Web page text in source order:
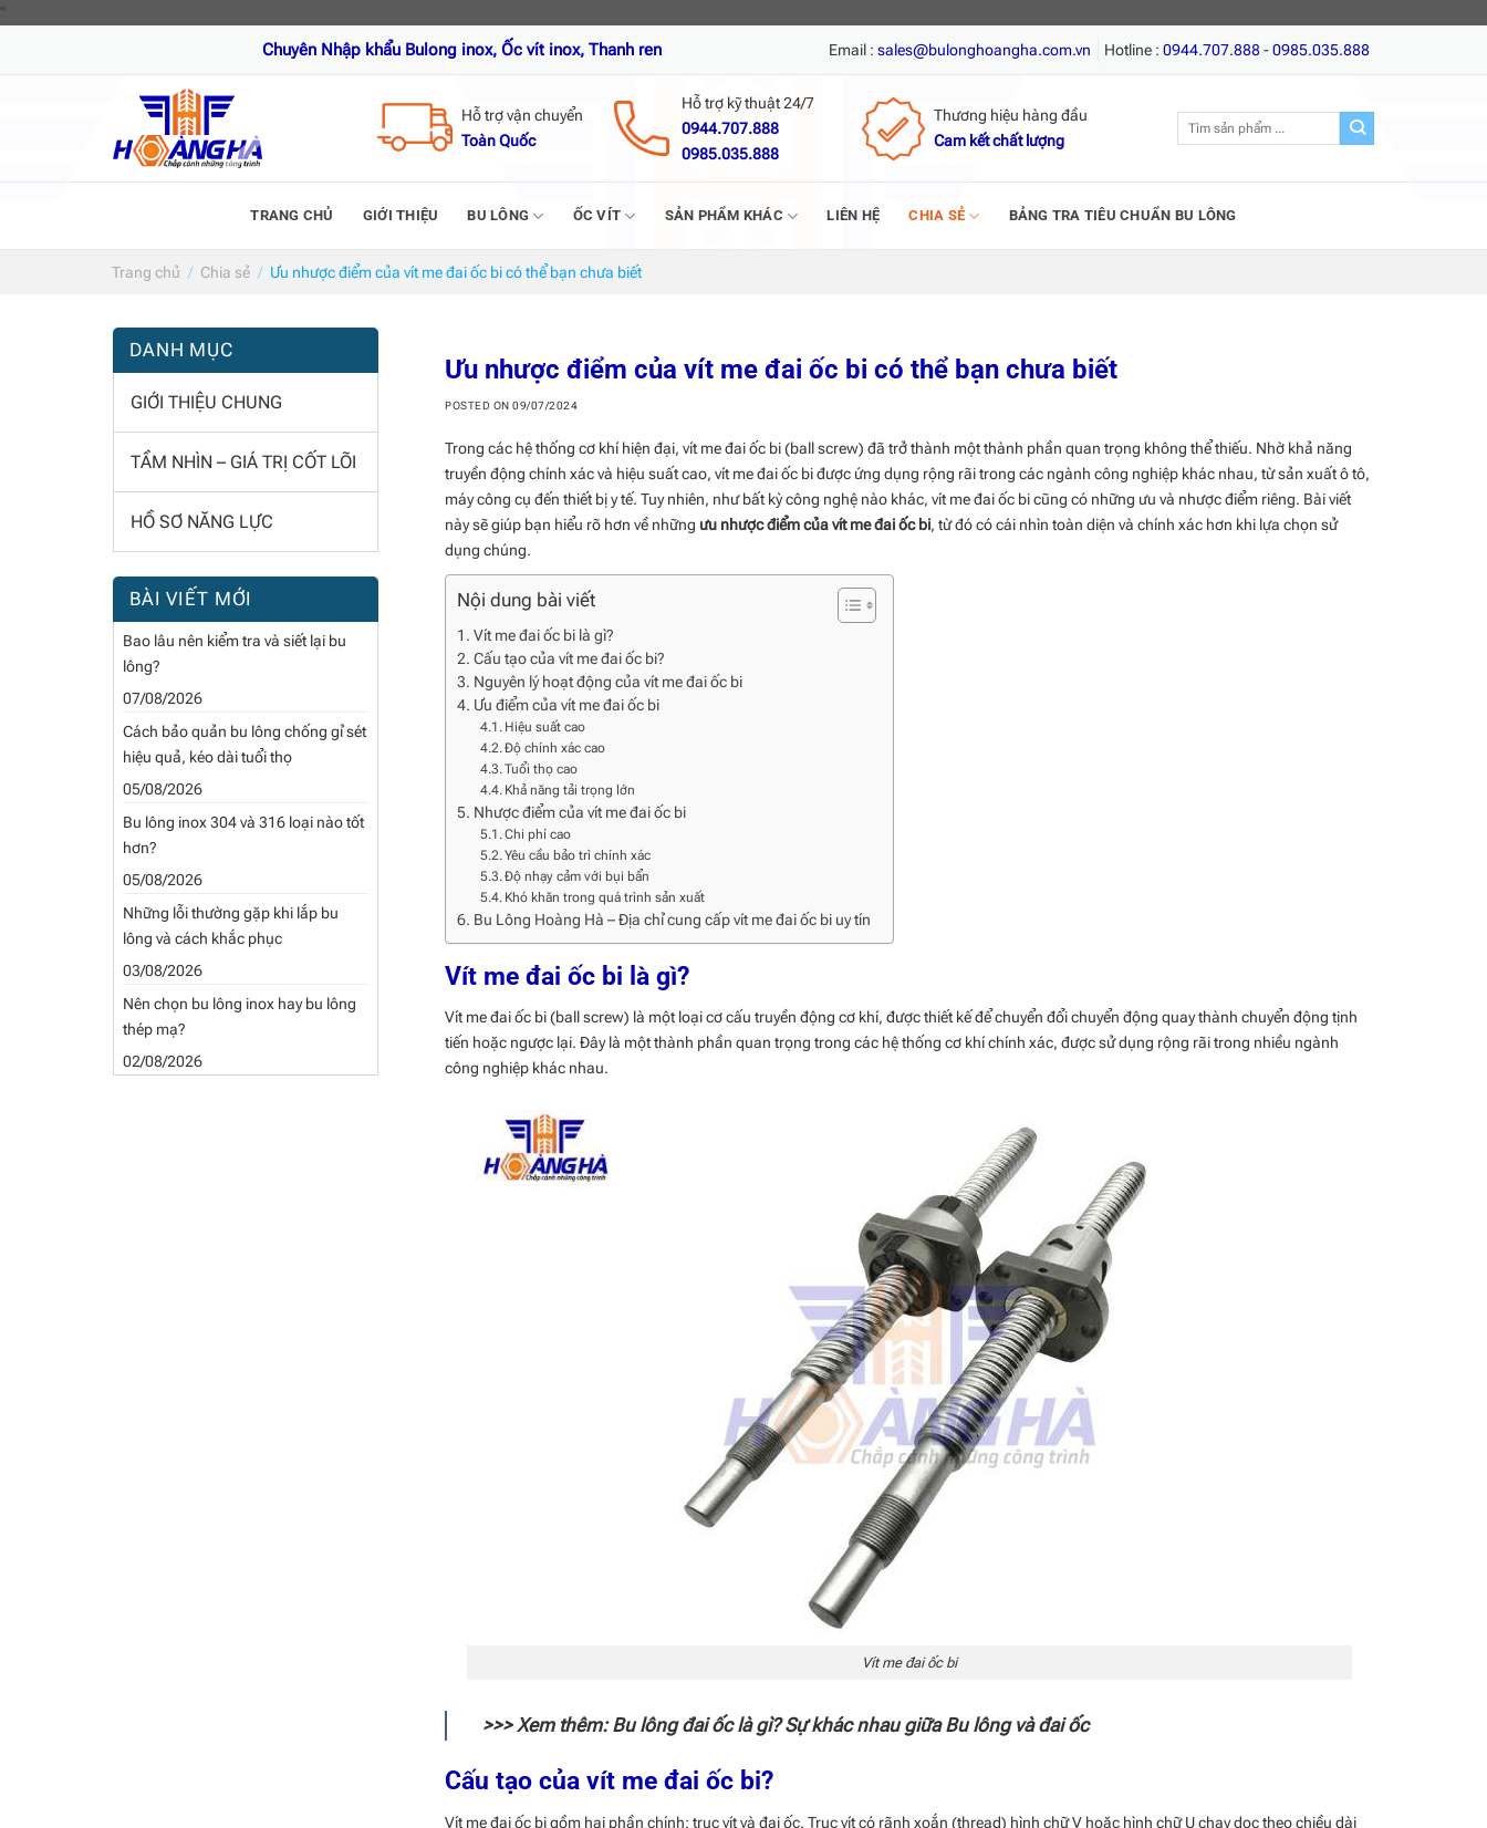
"
Chuyên Nhập khẩu Bulong inox, Ốc vít inox, Thanh ren inox, Nở đạn inox, Tắc kê nở inox, Vít tự khoan inox, Vít trí, Vít gỗ, Giá tốt nhất, Chất lượng hàng đầu!
Email : sales@bulonghoangha.com.vn Hotline : 0944.707.888-0985.035.888
Hỗ trợ vận chuyển
Toàn Quốc
Hỗ trợ kỹ thuật 24/7
0944.707.888
0985.035.888
Thương hiệu hàng đầu
Cam kết chất lượng
Tìm
TRANG CHỦ GIỚI THIỆU BU LÔNG ỐC VÍT SẢN PHẨM KHÁC LIÊN HỆ CHIA SẺ BẢNG TRA TIÊU CHUẨN BU LÔNG
Trang chủ / Chia sẻ / Ưu nhược điểm của vít me đai ốc bi có thể bạn chưa biết
DANH MỤC
GIỚI THIỆU CHUNG
TẦM NHÌN – GIÁ TRỊ CỐT LÕI
HỒ SƠ NĂNG LỰC
BÀI VIẾT MỚI
Bao lâu nên kiểm tra và siết lại bu
lông?
07/08/2026
Cách bảo quản bu lông chống gỉ sét
hiệu quả, kéo dài tuổi thọ
05/08/2026
Bu lông inox 304 và 316 loại nào tốt
hơn?
05/08/2026
Những lỗi thường gặp khi lắp bu
lông và cách khắc phục
03/08/2026
Nên chọn bu lông inox hay bu lông
thép mạ?
02/08/2026
Ưu nhược điểm của vít me đai ốc bi có thể bạn chưa biết
POSTED ON09/07/2024
Trong các hệ thống cơ khí hiện đại, vít me đai ốc bi (ball screw) đã trở thành một thành phần quan trọng không thể thiếu. Nhờ khả năng
truyền động chính xác và hiệu suất cao, vít me đai ốc bi được ứng dụng rộng rãi trong các ngành công nghiệp khác nhau, từ sản xuất ô tô,
máy công cụ đến thiết bị y tế. Tuy nhiên, như bất kỳ công nghệ nào khác, vít me đai ốc bi cũng có những ưu và nhược điểm riêng. Bài viết
này sẽ giúp bạn hiểu rõ hơn về những ưu nhược điểm của vít me đai ốc bi, từ đó có cái nhìn toàn diện và chính xác hơn khi lựa chọn sử
dụng chúng.
Nội dung bài viết
Vít me đai ốc bi là gì?
Cấu tạo của vít me đai ốc bi?
Nguyên lý hoạt động của vít me đai ốc bi
Ưu điểm của vít me đai ốc bi
Hiệu suất cao
Độ chính xác cao
Tuổi thọ cao
Khả năng tải trọng lớn
Nhược điểm của vít me đai ốc bi
Chi phí cao
Yêu cầu bảo trì chính xác
Độ nhạy cảm với bụi bẩn
Khó khăn trong quá trình sản xuất
Bu Lông Hoàng Hà – Địa chỉ cung cấp vít me đai ốc bi uy tín
Vít me đai ốc bi là gì?
Vít me đai ốc bi (ball screw) là một loại cơ cấu truyền động cơ khí, được thiết kế để chuyển đổi chuyển động quay thành chuyển động tịnh
tiến hoặc ngược lại. Đây là một thành phần quan trọng trong các hệ thống cơ khí chính xác, được sử dụng rộng rãi trong nhiều ngành
công nghiệp khác nhau.
Vít me đai ốc bi
>>> Xem thêm:Bu lông đai ốclà gì? Sự khác nhau giữa Bu lông và đai ốc
Cấu tạo của vít me đai ốc bi?
Vít me đai ốc bi gồm hai phần chính: trục vít và đai ốc. Trục vít có rãnh xoắn (thread) hình chữ V hoặc hình chữ U chạy dọc theo chiều dài